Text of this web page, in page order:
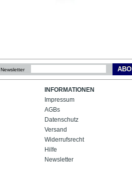
Newsletter
INFORMATIONEN
Impressum
AGBs
Datenschutz
Versand
Widerrufsrecht
Hilfe
Newsletter